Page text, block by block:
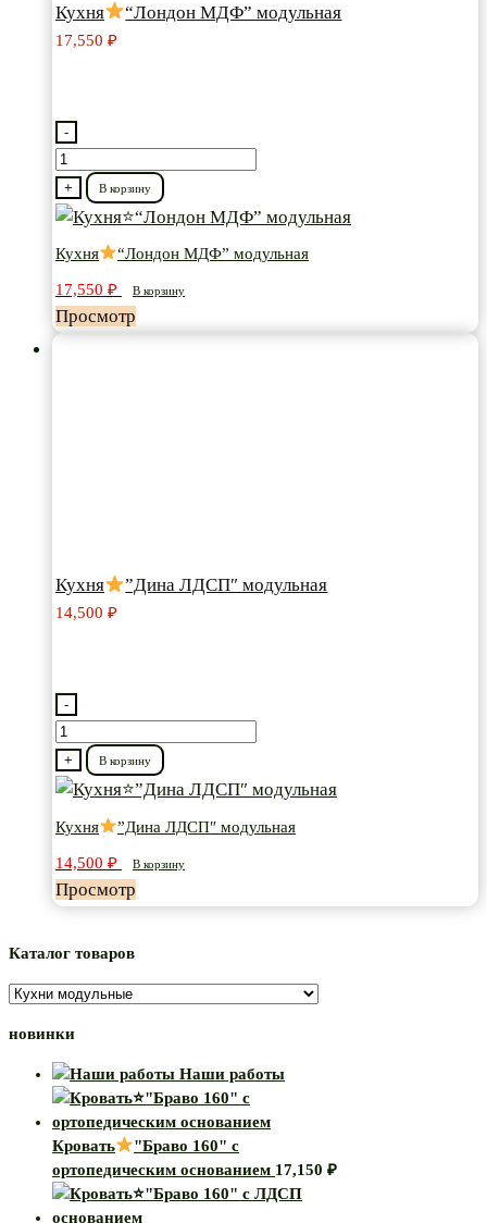
Кухня “Лондон МДФ” модульная
17,550 ₽
-
Количество
товара
Кухня
“Лондон
МДФ”
модульная
+ В корзину
Кухня “Лондон МДФ” модульная
17,550 ₽ В корзину
Просмотр
Кухня ”Дина ЛДСП″ модульная
14,500 ₽
-
Количество
товара
Кухня
”Дина
ЛДСП″
модульная
+ В корзину
Кухня ”Дина ЛДСП″ модульная
14,500 ₽ В корзину
Просмотр
Каталог товаров
новинки
Наши работы
Кровать
"Браво 160" с
ортопедическим основанием 17,150 ₽